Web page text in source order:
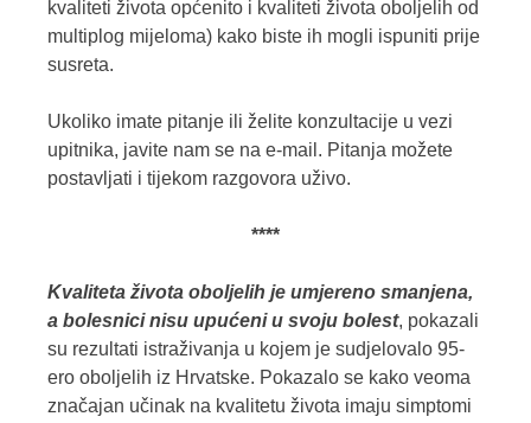
kvaliteti života općenito i kvaliteti života oboljelih od
multiplog mijeloma) kako biste ih mogli ispuniti prije
susreta.
Ukoliko imate pitanje ili želite konzultacije u vezi
upitnika, javite nam se na e-mail. Pitanja možete
postavljati i tijekom razgovora uživo.
****
Kvaliteta života oboljelih je umjereno smanjena,
a bolesnici nisu upućeni u svoju bolest, pokazali
su rezultati istraživanja u kojem je sudjelovalo 95-
ero oboljelih iz Hrvatske. Pokazalo se kako veoma
značajan učinak na kvalitetu života imaju simptomi